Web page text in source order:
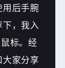
用后手腕
下，我入
标。经
家分享